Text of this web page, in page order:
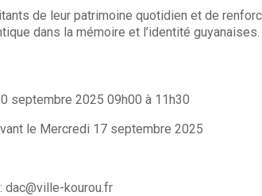
de leur patrimoine quotidien et de
dans la mémoire et l’identité guyanaises.
septembre 2025 09h00 à 11h30
le Mercredi 17 septembre 2025
dac@ville-kourou.fr